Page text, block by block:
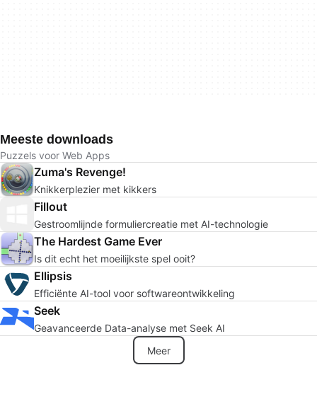
Meeste downloads
Puzzels voor Web Apps
Zuma's Revenge!
Knikkerplezier met kikkers
Fillout
Gestroomlijnde formuliercreatie met AI-technologie
The Hardest Game Ever
Is dit echt het moeilijkste spel ooit?
Ellipsis
Efficiënte AI-tool voor softwareontwikkeling
Seek
Geavanceerde Data-analyse met Seek AI
Meer